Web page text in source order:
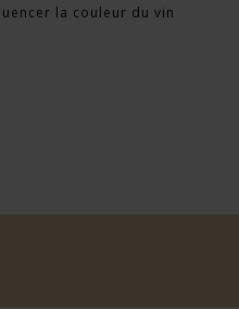
la couleur du vin